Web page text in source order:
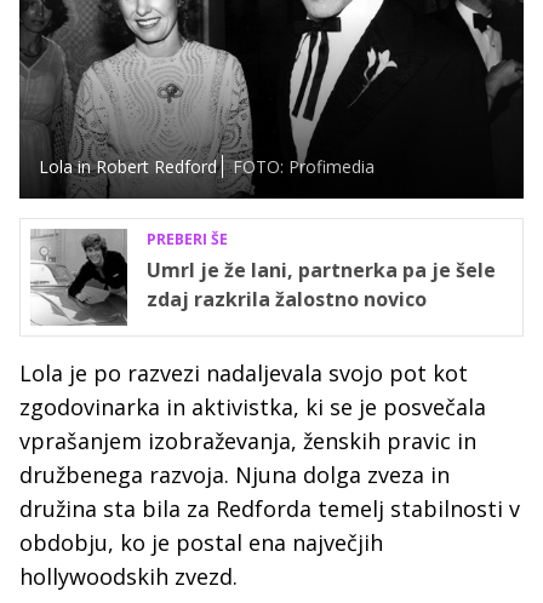
Lola in Robert Redford FOTO: Profimedia
PREBERI ŠE
Umrl je že lani, partnerka pa je šele
zdaj razkrila žalostno novico
Lola je po razvezi nadaljevala svojo pot kot
zgodovinarka in aktivistka, ki se je posvečala
vprašanjem izobraževanja, ženskih pravic in
družbenega razvoja. Njuna dolga zveza in
družina sta bila za Redforda temelj stabilnosti v
obdobju, ko je postal ena največjih
hollywoodskih zvezd.